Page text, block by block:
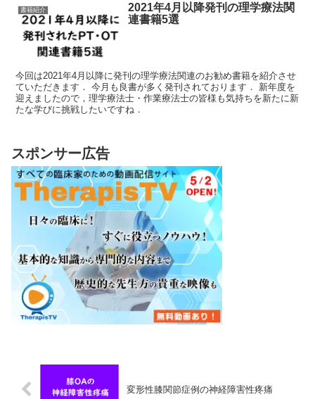
書籍紹介
2021年4月以降発刊の理学療法関
連書籍5選
今回は2021年4月以降に発刊の理学療法関連のお勧め書籍を紹介させ
ていただきます． 今月も良書が多く発刊されております． 新年度を
迎えましたので，理学療法士・作業療法士の皆様も気持ちを新たに新
たな学びに挑戦したいですね．
スポンサー広告
変形性膝関節症例の神経障害性疼痛